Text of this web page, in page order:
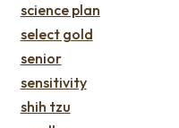
science plan
select gold
senior
sensitivity
shih tzu